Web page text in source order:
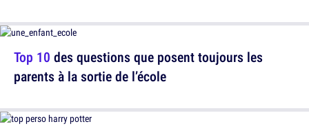
Top 10 des questions que posent toujours les
parents à la sortie de l’école